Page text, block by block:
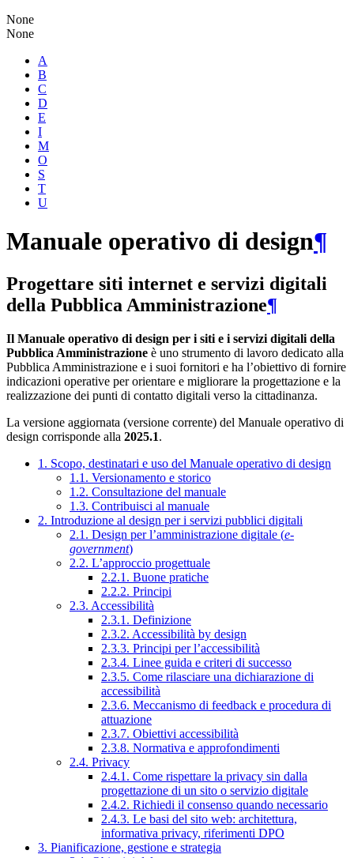
None
None
A
B
C
D
E
I
M
O
S
T
U
Manuale operativo di design¶
Progettare siti internet e servizi digitali
della Pubblica Amministrazione¶
Il Manuale operativo di design per i siti e i servizi digitali della
Pubblica Amministrazione è uno strumento di lavoro dedicato alla
Pubblica Amministrazione e i suoi fornitori e ha l’obiettivo di fornire
indicazioni operative per orientare e migliorare la progettazione e la
realizzazione dei punti di contatto digitali verso la cittadinanza.
La versione aggiornata (versione corrente) del Manuale operativo di
design corrisponde alla 2025.1.
1. Scopo, destinatari e uso del Manuale operativo di design
1.1. Versionamento e storico
1.2. Consultazione del manuale
1.3. Contribuisci al manuale
2. Introduzione al design per i servizi pubblici digitali
2.1. Design per l’amministrazione digitale (e-
government)
2.2. L’approccio progettuale
2.2.1. Buone pratiche
2.2.2. Principi
2.3. Accessibilità
2.3.1. Definizione
2.3.2. Accessibilità by design
2.3.3. Principi per l’accessibilità
2.3.4. Linee guida e criteri di successo
2.3.5. Come rilasciare una dichiarazione di
accessibilità
2.3.6. Meccanismo di feedback e procedura di
attuazione
2.3.7. Obiettivi accessibilità
2.3.8. Normativa e approfondimenti
2.4. Privacy
2.4.1. Come rispettare la privacy sin dalla
progettazione di un sito o servizio digitale
2.4.2. Richiedi il consenso quando necessario
2.4.3. Le basi del sito web: architettura,
informativa privacy, riferimenti DPO
3. Pianificazione, gestione e strategia